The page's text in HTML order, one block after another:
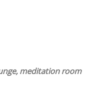
meditation room